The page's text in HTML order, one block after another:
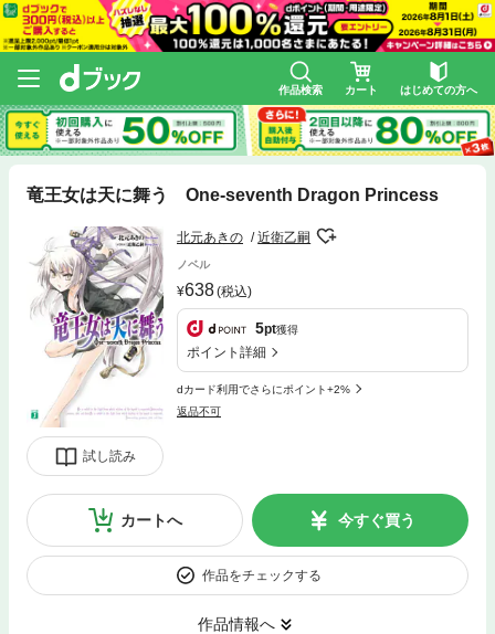
作品検索 カート はじめての方へ
竜王女は天に舞う One-seventh Dragon Princess
試し読み
北元あきの 近衛乙嗣
ノベル
638(税込)
5pt獲得
ポイント詳細
dカード利用でさらにポイント+2%
返品不可
カートへ 今すぐ買う
作品をチェックする
作品情報へ